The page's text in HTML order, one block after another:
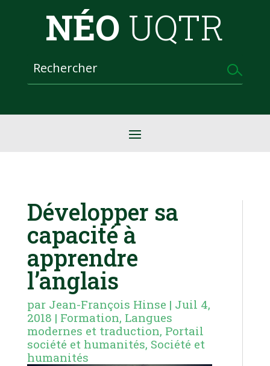
NÉO UQTR
Développer sa
capacité à
apprendre
l’anglais
par Jean-François Hinse | Juil 4,
2018 | Formation, Langues
modernes et traduction, Portail
société et humanités, Société et
humanités